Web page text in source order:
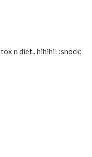
n diet.. hihihi! :shock: